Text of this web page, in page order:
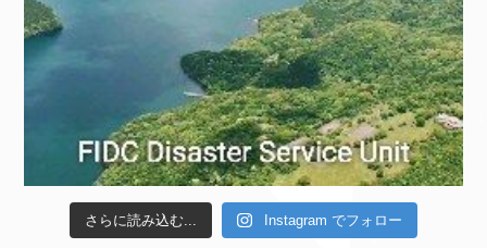
さらに読み込む... Instagram でフォロー